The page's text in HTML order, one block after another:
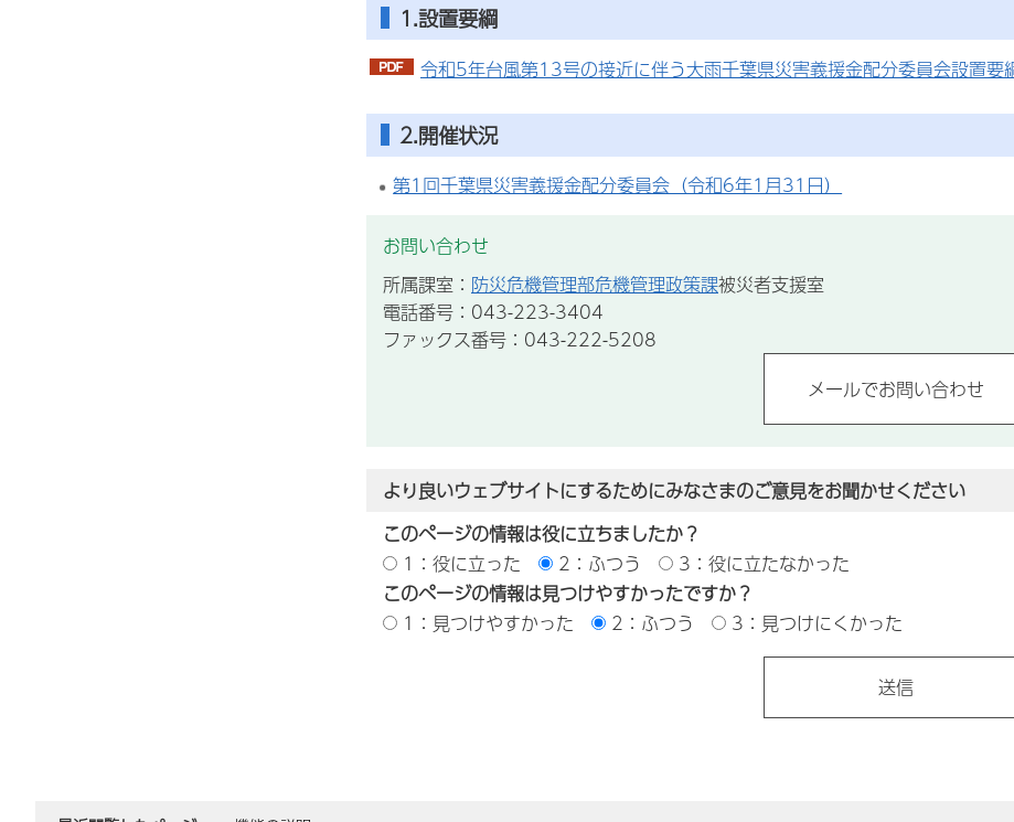
1.設置要綱
令和5年台風第13号の接近に伴う大雨千葉県災害義援金配分委員会設置要
2.開催状況
第1回千葉県災害義援金配分委員会（令和6年1月31日）
お問い合わせ
所属課室： 防災危機管理部危機管理政策課被災者支援室
電話番号：043-223-3404
ファックス番号：043-222-5208
より良いウェブサイトにするためにみなさまのご意見をお聞かせください
このページの情報は役に立ちましたか？
1：役に立った
2：ふつう
3：役に立たなかった
このページの情報は見つけやすかったですか？
1：見つけやすかった
2：ふつう 3：見つけにくかった